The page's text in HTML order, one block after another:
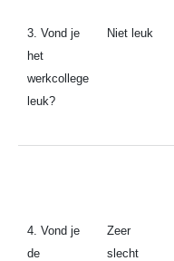
3. Vond je
het
werkcollege
leuk?
Niet leuk
4. Vond je
de
Zeer
slecht